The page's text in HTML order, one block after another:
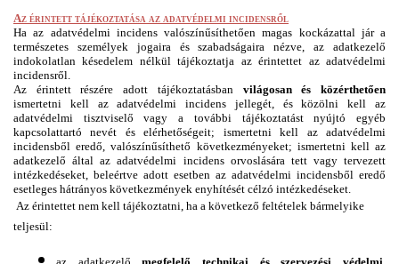
Az érintett tájékoztatása az adatvédelmi incidensről
Ha az adatvédelmi incidens valószínűsíthetően magas kockázattal jár a
természetes személyek jogaira és szabadságaira nézve, az adatkezelő
indokolatlan késedelem nélkül tájékoztatja az érintettet az adatvédelmi
incidensről.
Az érintett részére adott tájékoztatásban világosan és közérthetően
ismertetni kell az adatvédelmi incidens jellegét, és közölni kell az
adatvédelmi tisztviselő vagy a további tájékoztatást nyújtó egyéb
kapcsolattartó nevét és elérhetőségeit; ismertetni kell az adatvédelmi
incidensből eredő, valószínűsíthető következményeket; ismertetni kell az
adatkezelő által az adatvédelmi incidens orvoslására tett vagy tervezett
intézkedéseket, beleértve adott esetben az adatvédelmi incidensből eredő
esetleges hátrányos következmények enyhítését célzó intézkedéseket.
Az érintettet nem kell tájékoztatni, ha a következő feltételek bármelyike
teljesül: